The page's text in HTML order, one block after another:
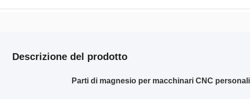
Descrizione del prodotto
Parti di magnesio per macchinari CNC